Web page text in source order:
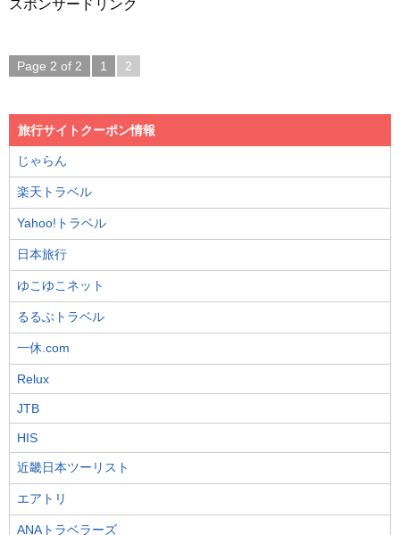
スポンサードリンク
Page 2 of 2 1 2
旅行サイトクーポン情報
じゃらん
楽天トラベル
Yahoo!トラベル
日本旅行
ゆこゆこネット
るるぶトラベル
一休.com
Relux
JTB
HIS
近畿日本ツーリスト
エアトリ
ANAトラベラーズ